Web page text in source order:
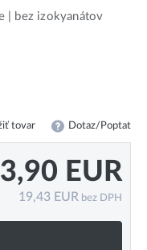
| bez izokyanátov
tovar Dotaz/Poptat
EUR
19,43 EUR bez DPH